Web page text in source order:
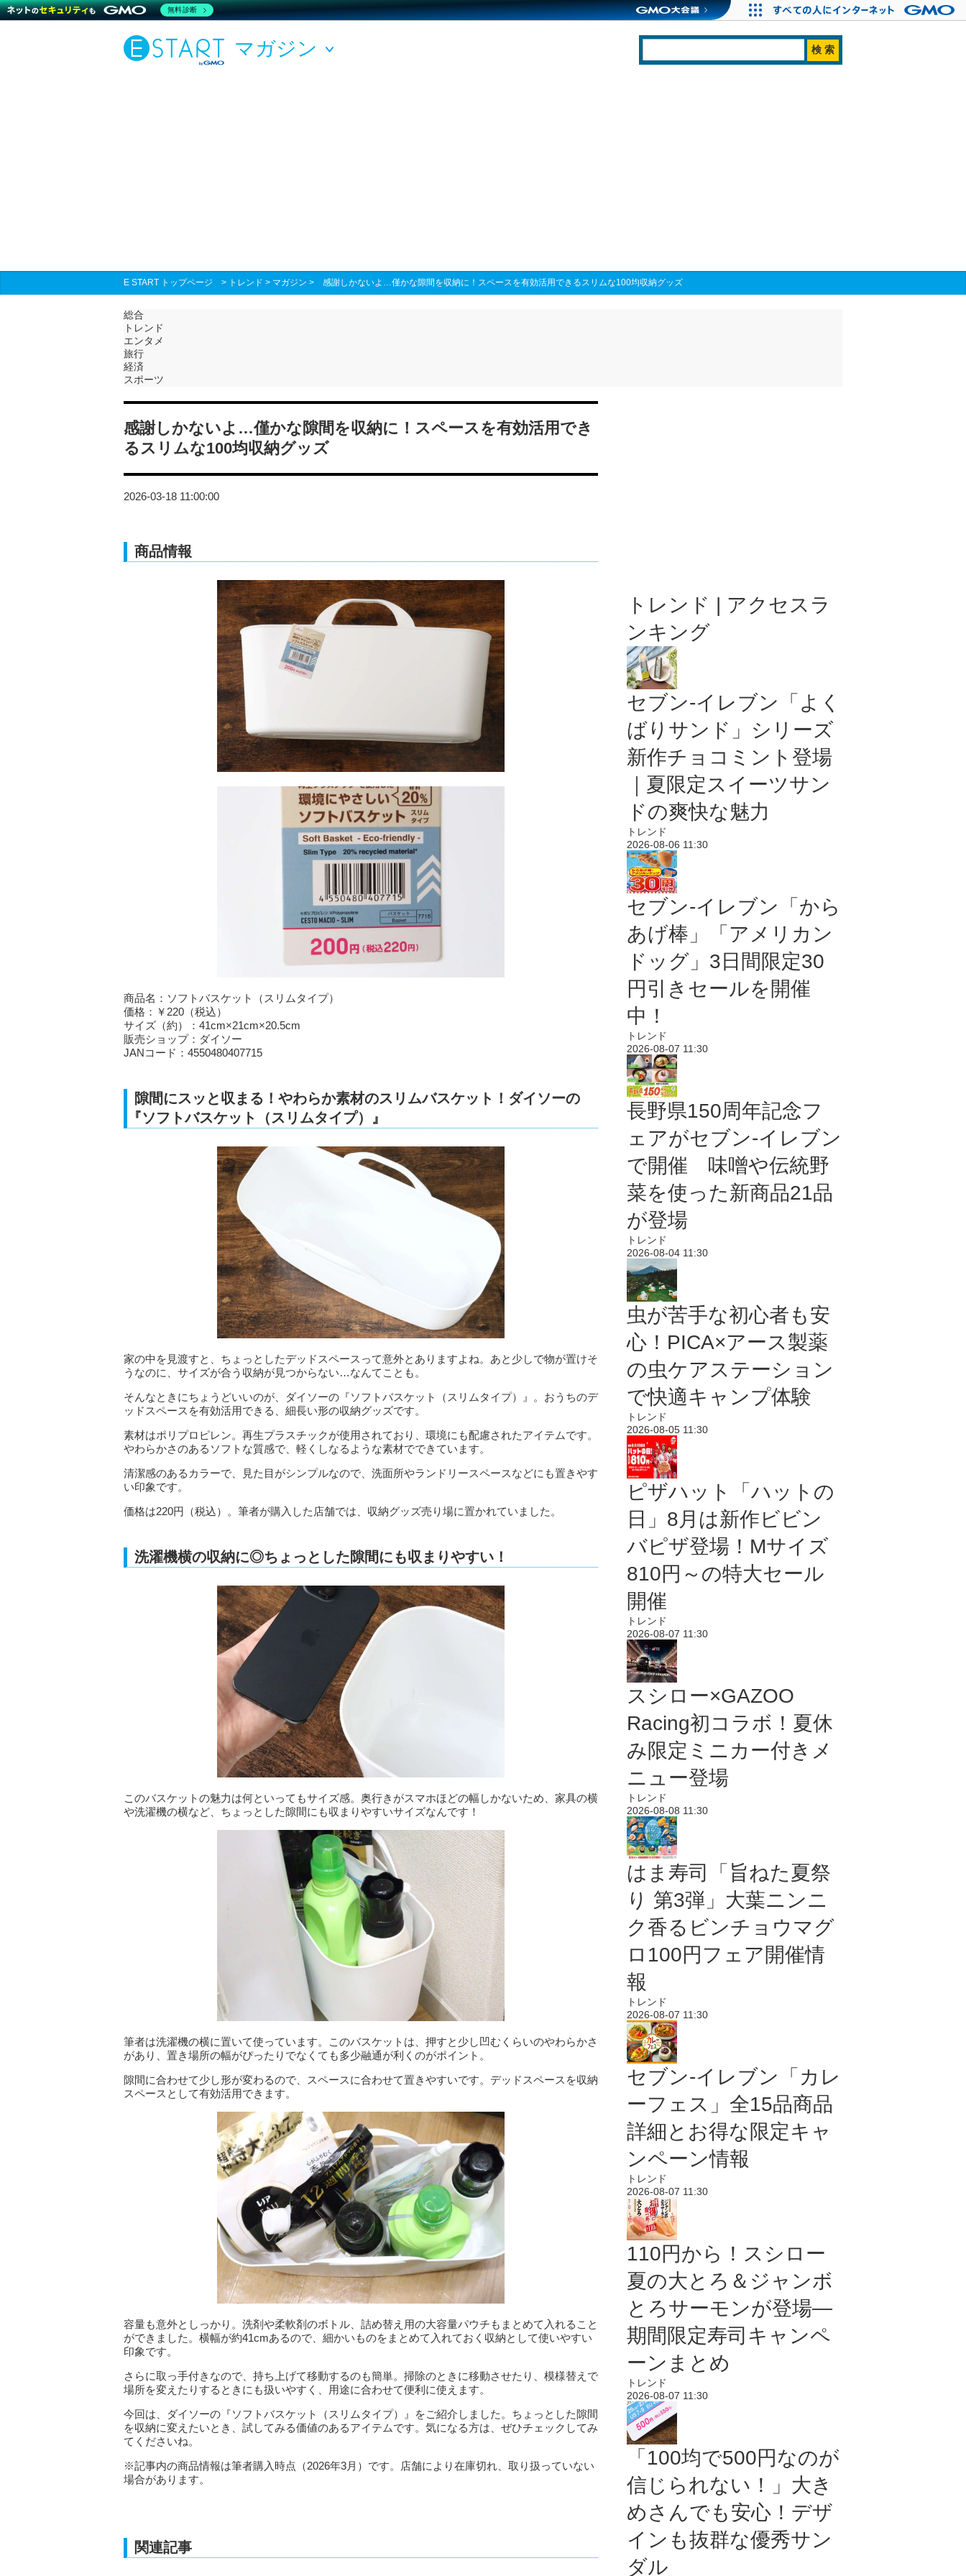
マガジン
E START トップページ > トレンド > マガジン > 感謝しかないよ…僅かな隙間を収納に！スペースを有効活用できるスリムな100均収納グッズ
総合
トレンド
エンタメ
旅行
経済
スポーツ
感謝しかないよ…僅かな隙間を収納に！スペースを有効活用でき
るスリムな100均収納グッズ
2026-03-18 11:00:00
商品情報
商品名：ソフトバスケット（スリムタイプ）
価格：￥220（税込）
サイズ（約）：41cm×21cm×20.5cm
販売ショップ：ダイソー
JANコード：4550480407715
隙間にスッと収まる！やわらか素材のスリムバスケット！ダイソーの
『ソフトバスケット（スリムタイプ）』
家の中を見渡すと、ちょっとしたデッドスペースって意外とありますよね。あと少しで物が置けそ
うなのに、サイズが合う収納が見つからない…なんてことも。
そんなときにちょうどいいのが、ダイソーの『ソフトバスケット（スリムタイプ）』。おうちのデ
ッドスペースを有効活用できる、細長い形の収納グッズです。
素材はポリプロピレン。再生プラスチックが使用されており、環境にも配慮されたアイテムです。
やわらかさのあるソフトな質感で、軽くしなるような素材でできています。
清潔感のあるカラーで、見た目がシンプルなので、洗面所やランドリースペースなどにも置きやす
い印象です。
価格は220円（税込）。筆者が購入した店舗では、収納グッズ売り場に置かれていました。
洗濯機横の収納に◎ちょっとした隙間にも収まりやすい！
このバスケットの魅力は何といってもサイズ感。奥行きがスマホほどの幅しかないため、家具の横
や洗濯機の横など、ちょっとした隙間にも収まりやすいサイズなんです！
筆者は洗濯機の横に置いて使っています。このバスケットは、押すと少し凹むくらいのやわらかさ
があり、置き場所の幅がぴったりでなくても多少融通が利くのがポイント。
隙間に合わせて少し形が変わるので、スペースに合わせて置きやすいです。デッドスペースを収納
スペースとして有効活用できます。
容量も意外としっかり。洗剤や柔軟剤のボトル、詰め替え用の大容量パウチもまとめて入れること
ができました。横幅が約41cmあるので、細かいものをまとめて入れておく収納として使いやすい
印象です。
さらに取っ手付きなので、持ち上げて移動するのも簡単。掃除のときに移動させたり、模様替えで
場所を変えたりするときにも扱いやすく、用途に合わせて便利に使えます。
今回は、ダイソーの『ソフトバスケット（スリムタイプ）』をご紹介しました。ちょっとした隙間
を収納に変えたいとき、試してみる価値のあるアイテムです。気になる方は、ぜひチェックしてみ
てくださいね。
※記事内の商品情報は筆者購入時点（2026年3月）です。店舗により在庫切れ、取り扱っていない
場合があります。
関連記事
トレンド | アクセスラ
ンキング
セブン‐イレブン「よく
ばりサンド」シリーズ
新作チョコミント登場
｜夏限定スイーツサン
ドの爽快な魅力
トレンド
2026-08-06 11:30
セブン‐イレブン「から
あげ棒」「アメリカン
ドッグ」3日間限定30
円引きセールを開催
中！
トレンド
2026-08-07 11:30
長野県150周年記念フ
ェアがセブン-イレブン
で開催 味噌や伝統野
菜を使った新商品21品
が登場
トレンド
2026-08-04 11:30
虫が苦手な初心者も安
心！PICA×アース製薬
の虫ケアステーション
で快適キャンプ体験
トレンド
2026-08-05 11:30
ピザハット「ハットの
日」8月は新作ビビン
バピザ登場！Mサイズ
810円～の特大セール
開催
トレンド
2026-08-07 11:30
スシロー×GAZOO
Racing初コラボ！夏休
み限定ミニカー付きメ
ニュー登場
トレンド
2026-08-08 11:30
はま寿司「旨ねた夏祭
り 第3弾」大葉ニンニ
ク香るビンチョウマグ
ロ100円フェア開催情
報
トレンド
2026-08-07 11:30
セブン‐イレブン「カレ
ーフェス」全15品商品
詳細とお得な限定キャ
ンペーン情報
トレンド
2026-08-07 11:30
110円から！スシロー
夏の大とろ＆ジャンボ
とろサーモンが登場―
期間限定寿司キャンペ
ーンまとめ
トレンド
2026-08-07 11:30
「100均で500円なのが
信じられない！」大き
めさんでも安心！デザ
インも抜群な優秀サン
ダル
無料診断